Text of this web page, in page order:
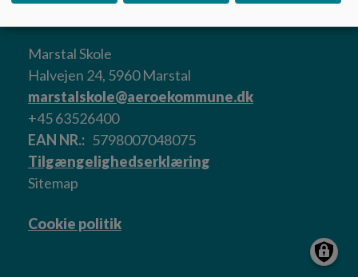
Marstal Skole
Halvejen 24, 5960 Marstal
marstalskole@aeroekommune.dk
+45 63526400
EAN NR.
5798007048075
Tilgængelighedserklæring
Sitemap
Cookie politik